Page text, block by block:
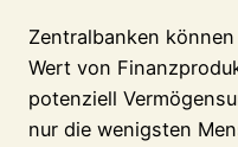
Zentralbanken
Wert von
potenziell
nur die wenigsten